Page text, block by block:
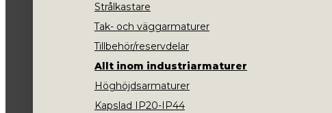
Strålkastare
Tak- och väggarmaturer
Tillbehör/reservdelar
Allt inom industriarmaturer
Höghöjdsarmaturer
Kapslad IP20-IP44